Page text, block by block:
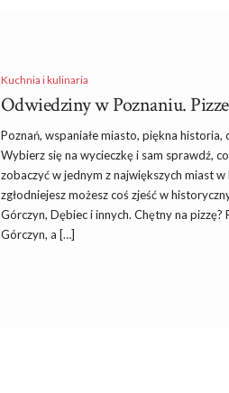
Kuchnia i kulinaria
Odwiedziny w Poznaniu.
Poznań, wspaniałe miasto, piękna historia,
Wybierz się na wycieczkę i sam sprawdź,
zobaczyć w jednym z największych miast
zgłodniejesz możesz coś zjeść w
Górczyn, Dębiec i innych. Chętny na pizzę?
Górczyn, a […]